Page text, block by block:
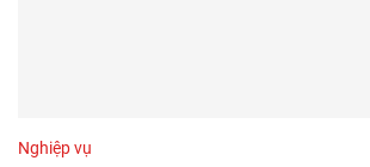
Nghiệp vụ